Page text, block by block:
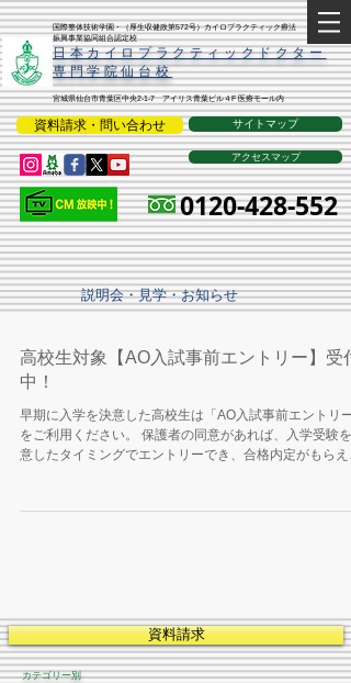
​国際整体技術学園・（厚生収健政第572号）カイロプラクティック療法
振興事業協同組合認定校
​日本カイロプラクティックドクター
専門学院仙台校
宮城県仙台市青葉区中央2-1-7 アイリス青葉ビル４F 医療モール内
資料請求・問い合わせ サイトマップ
アクセスマップ
0120-428-552
説明会・見学・お知らせ
高校生対象【AO入試事前エントリー】受付
中！
早期に入学を決意した高校生は「AO入試事前エントリー
をご利用ください。 保護者の同意があれば、入学受験を
意したタイミングでエントリーでき、合格内定がもらえ
資料請求
​カテゴリー別